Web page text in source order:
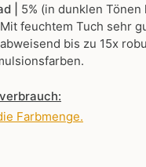
| 5% (in dunklen
Mit feuchtem Tuch sehr
bis zu 15x
Farbmenge.